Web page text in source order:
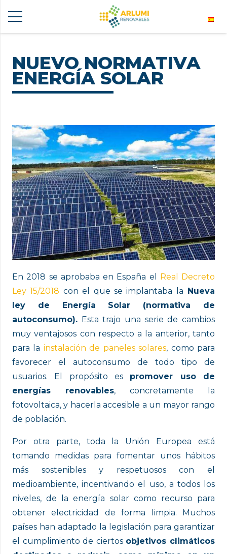
NUEVO NORMATIVA
ENERGÍA SOLAR
En 2018 se aprobaba en España el Real Decreto
Ley 15/2018 con el que se implantaba la Nueva
ley de Energía Solar (normativa de
autoconsumo). Esta trajo una serie de cambios
muy ventajosos con respecto a la anterior, tanto
para la instalación de paneles solares, como para
favorecer el autoconsumo de todo tipo de
usuarios. El propósito es promover uso de
energías renovables, concretamente la
fotovoltaica, y hacerla accesible a un mayor rango
de población.
Por otra parte, toda la Unión Europea está
tomando medidas para fomentar unos hábitos
más sostenibles y respetuosos con el
medioambiente, incentivando el uso, a todos los
niveles, de la energía solar como recurso para
obtener electricidad de forma limpia. Muchos
países han adaptado la legislación para garantizar
el cumplimiento de ciertos objetivos climáticos